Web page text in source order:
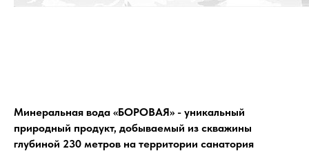
Минеральная вода «БОРОВАЯ» - уникальный
природный продукт, добываемый из скважины
глубиной 230 метров на территории санатория